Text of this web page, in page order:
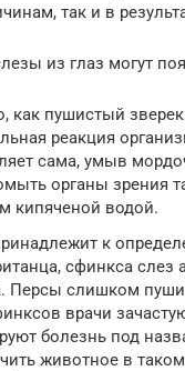
так и в
из глаз могут
как пушистый
реакция
сама, умыв
органы зрения
кипяченой водой.
к
сфинкса слез
Персы слишком
врачи
болезнь под
животное в